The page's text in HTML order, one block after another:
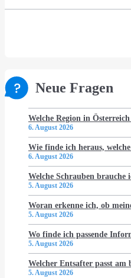
Neue Fragen
Welche Region in
6. August 2026
Wie finde ich heraus,
6. August 2026
Welche Schrauben
5. August 2026
Woran erkenne ich, ob
5. August 2026
Wo finde ich passende
5. August 2026
Welcher Entsafter passt am
5. August 2026